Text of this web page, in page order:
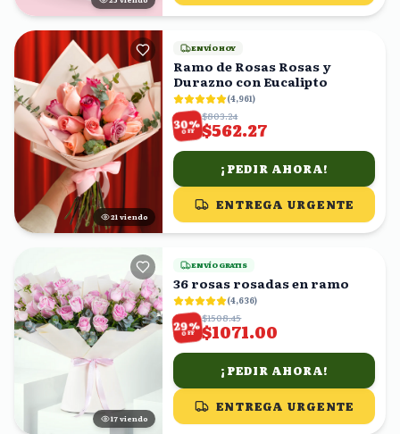
22 viendo
ENVÍO HOY
Ramo de Rosas Rosas y
Durazno con Eucalipto
(4,961)
30%
OFF
$803.24
$562.27
¡PEDIR AHORA!
ENTREGA URGENTE
18 viendo
ENVÍO GRATIS
36 rosas rosadas en ramo
(4,636)
29%
OFF
$1508.45
$1071.00
¡PEDIR AHORA!
ENTREGA URGENTE